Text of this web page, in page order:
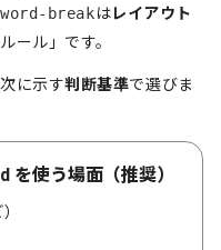
word-breakはレイアウト
ール」です。
に示す判断基準で選びま
使う場面（推奨）